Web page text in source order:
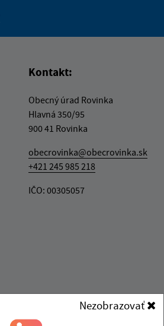
Nezobrazovať
Kontakt:
Obecný úrad Rovinka
Hlavná 350/95
900 41 Rovinka
obecrovinka@obecrovinka.sk
+421 245 985 218
IČO: 00305057